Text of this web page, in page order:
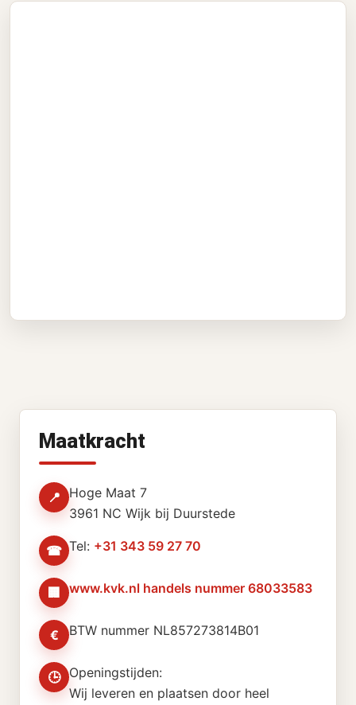
Maatkracht
📍
Hoge Maat 7
3961 NC Wijk bij Duurstede
☎ Tel: +31 343 59 27 70
🏢 www.kvk.nl handels nummer 68033583
€ BTW nummer NL857273814B01
🕒 Openingstijden:
Wij leveren en plaatsen door heel